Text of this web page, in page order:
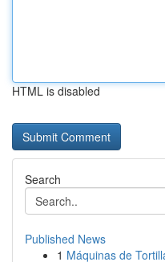
HTML is disabled
Search
Published News
1 Máquinas de